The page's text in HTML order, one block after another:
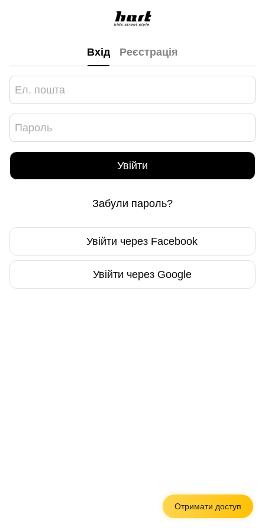
Вхід Реєстрація
Увійти
Забули пароль?
Увійти через Facebook
Увійти через Google
Отримати доступ